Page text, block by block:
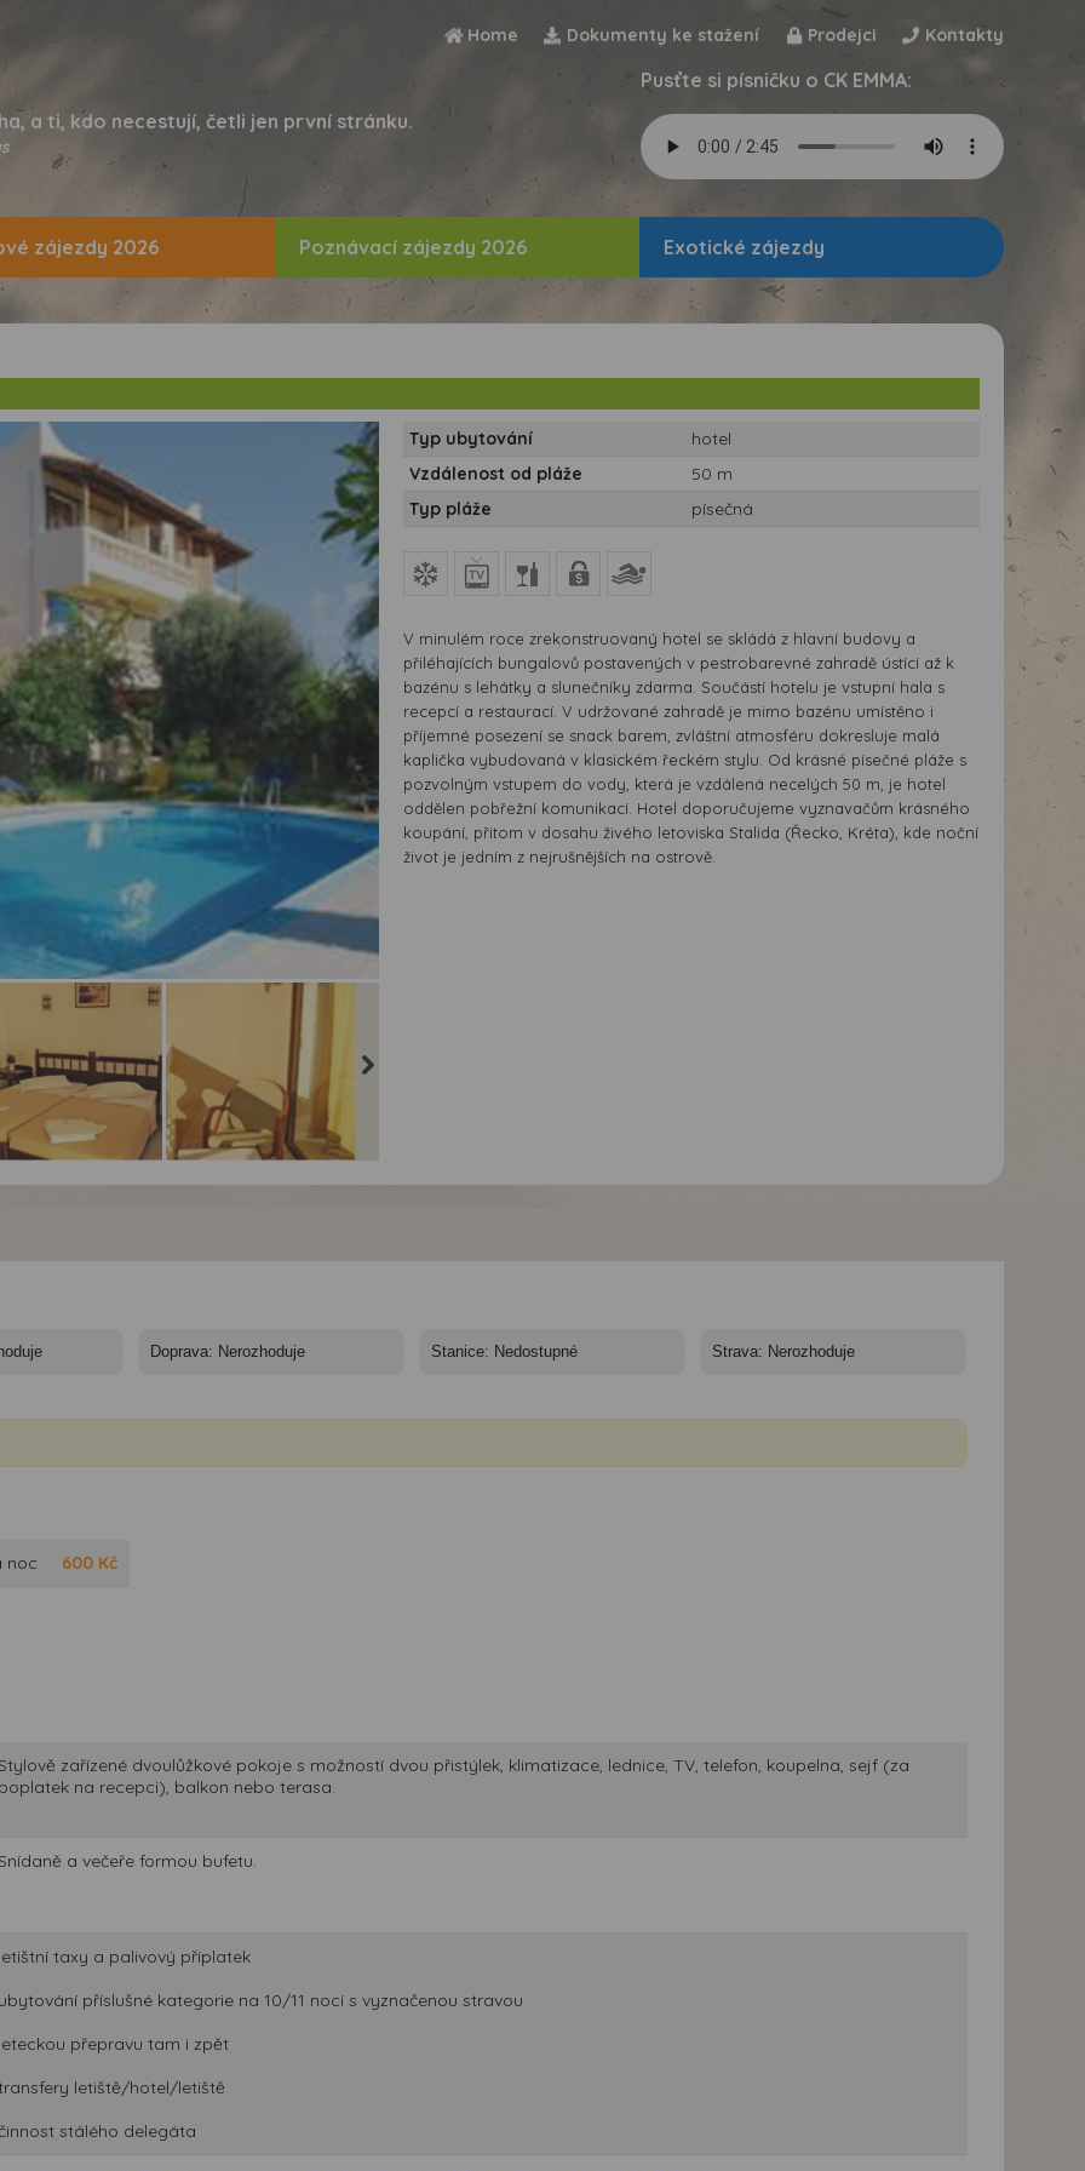
Home Dokumenty ke stažení Prodejci Kontakty
a ti, kdo necestují, četli jen první stránku.
Pusťte si písničku o CK EMMA:
zájezdy 2026 Poznávací zájezdy 2026 Exotické zájezdy
Typ ubytování
hotel
Vzdálenost od pláže
50 m
Typ pláže
písečná
V minulém roce zrekonstruovaný hotel se skládá z hlavní budovy a
přiléhajících bungalovů postavených v pestrobarevné zahradě ústící až k
bazénu s lehátky a slunečníky zdarma. Součástí hotelu je vstupní hala s
recepcí a restaurací. V udržované zahradě je mimo bazénu umístěno i
příjemné posezení se snack barem, zvláštní atmosféru dokresluje malá
kaplička vybudovaná v klasickém řeckém stylu. Od krásné písečné pláže s
pozvolným vstupem do vody, která je vzdálená necelých 50 m, je hotel
oddělen pobřežní komunikací. Hotel doporučujeme vyznavačům krásného
koupání, přitom v dosahu živého letoviska Stalida (Řecko, Kréta), kde noční
život je jedním z nejrušnějších na ostrově.
noc 600 Kč
zařízené dvoulůžkové pokoje s možností dvou přistýlek, klimatizace, lednice, TV, telefon, koupelna, sejf (za
na recepci), balkon nebo terasa.
a večeře formou bufetu.
taxy a palivový příplatek
příslušné kategorie na 10/11 nocí s vyznačenou stravou
přepravu tam i zpět
letiště/hotel/letiště
stálého delegáta